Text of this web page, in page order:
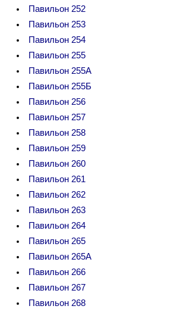
Павильон 252
Павильон 253
Павильон 254
Павильон 255
Павильон 255А
Павильон 255Б
Павильон 256
Павильон 257
Павильон 258
Павильон 259
Павильон 260
Павильон 261
Павильон 262
Павильон 263
Павильон 264
Павильон 265
Павильон 265А
Павильон 266
Павильон 267
Павильон 268